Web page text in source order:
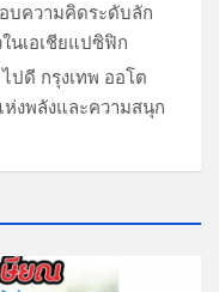
บความคิดระดับลัก
นเอเชียแปซิฟิก
ปดี กรุงเทพ ออโต
ห่งพลังและความสนุก